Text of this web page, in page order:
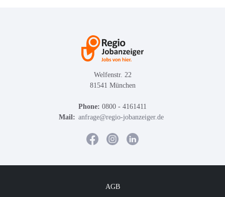
Welfenstr. 22
81541 München
Phone: 0800 - 4161411
Mail: anfrage@regio-jobanzeiger.de
AGB